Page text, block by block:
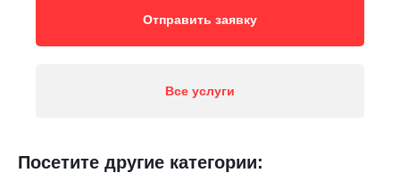
Отправить заявку
Все услуги
Посетите другие категории: